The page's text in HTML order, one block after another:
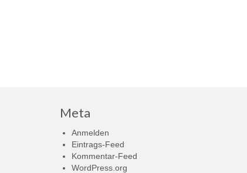
Meta
Anmelden
Eintrags-Feed
Kommentar-Feed
WordPress.org